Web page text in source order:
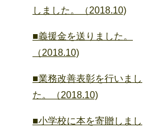
しました。（2018.10)
■義援金を送りました。
（2018.10)
■業務改善表彰を行いまし
た。（2018.10)
■小学校に本を寄贈しまし